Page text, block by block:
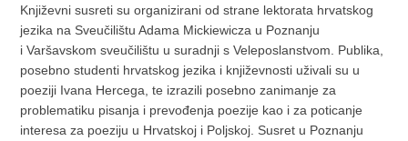
Književni susreti su organizirani od strane lektorata hrvatskog
jezika na Sveučilištu Adama Mickiewicza u Poznanju
i Varšavskom sveučilištu u suradnji s Veleposlanstvom. Publika,
posebno studenti hrvatskog jezika i književnosti uživali su u
poeziji Ivana Hercega, te izrazili posebno zanimanje za
problematiku pisanja i prevođenja poezije kao i za poticanje
interesa za poeziju u Hrvatskoj i Poljskoj. Susret u Poznanju